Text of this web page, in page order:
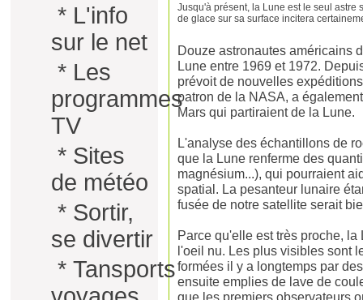
* L'info
sur le net
* Les
programmes
TV
* Sites
de météo
* Sortir,
se divertir
* Tansports
Jusqu'à présent, la Lune est le seul
de glace sur sa surface incitera
Douze astronautes américains
Lune entre 1969 et 1972.
prévoit de nouvelles
patron de la NASA, a
Mars qui partiraient de la Lune.
L'analyse des échantillons de
que la Lune renferme des
magnésium...), qui pourraient
spatial. La pesanteur lunaire
fusée de notre satellite serait
Parce qu'elle est très proche,
l'oeil nu. Les plus visibles sont
formées il y a longtemps par
ensuite emplies de lave de
que les premiers observateurs